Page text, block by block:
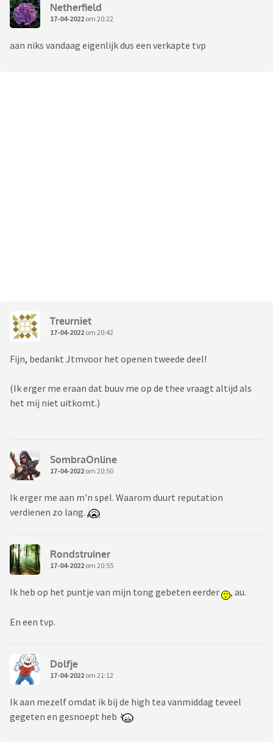
Netherfield
17-04-2022 om 20:22
aan niks vandaag eigenlijk dus een verkapte tvp
Treurniet
17-04-2022 om 20:42
Fijn, bedankt Jtmvoor het openen tweede deel!
(Ik erger me eraan dat buuv me op de thee vraagt altijd als
het mij niet uitkomt.)
SombraOnline
17-04-2022 om 20:50
Ik erger me aan m'n spel. Waarom duurt reputation
verdienen zo lang.
Rondstruiner
17-04-2022 om 20:55
Ik heb op het puntje van mijn tong gebeten eerder , au.
En een tvp.
Dolfje
17-04-2022 om 21:12
Ik aan mezelf omdat ik bij de high tea vanmiddag teveel
gegeten en gesnoept heb